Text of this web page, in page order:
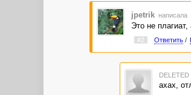
jpetrik написала
Это не плагиат,
#2 Ответить/
DELETED
ахах,